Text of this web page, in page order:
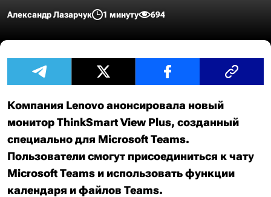
Александр Лазарчук 1 минуту 694
Компания Lenovo анонсировала новый
монитор ThinkSmart View Plus, созданный
специально для Microsoft Teams.
Пользователи смогут присоединиться к чату
Microsoft Teams и использовать функции
календаря и файлов Teams.